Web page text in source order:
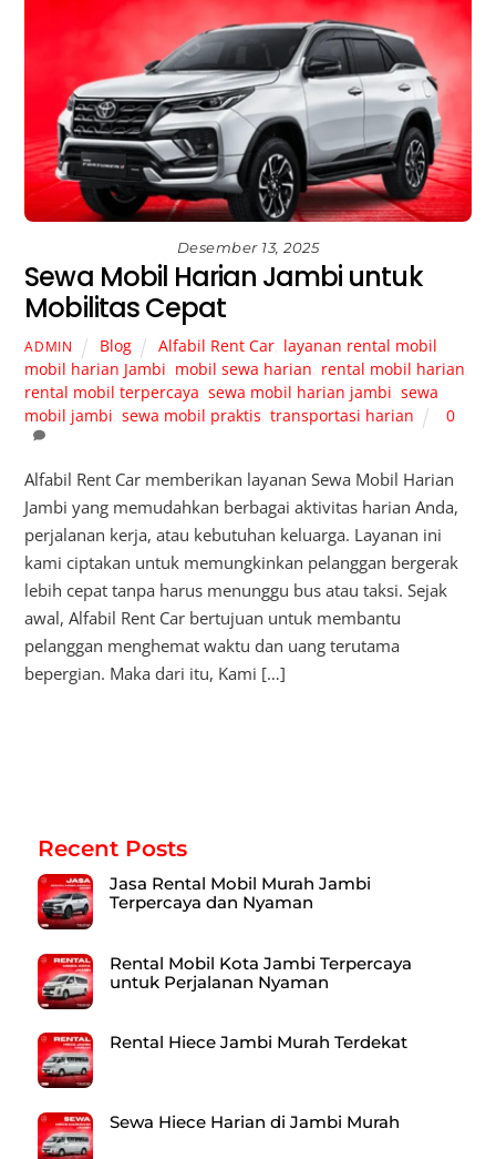
Desember 13, 2025
Sewa Mobil Harian Jambi untuk
Mobilitas Cepat
ADMIN Blog Alfabil Rent Car, layanan rental mobil
mobil harian Jambi mobil sewa harian rental mobil harian
rental mobil terpercaya ,sewa mobil harian jambi ,sewa
mobil jambi ,sewa mobil praktis ,transportasi harian 0
Alfabil Rent Car memberikan layanan Sewa Mobil Harian
Jambi yang memudahkan berbagai aktivitas harian Anda,
perjalanan kerja, atau kebutuhan keluarga. Layanan ini
kami ciptakan untuk memungkinkan pelanggan bergerak
lebih cepat tanpa harus menunggu bus atau taksi. Sejak
awal, Alfabil Rent Car bertujuan untuk membantu
pelanggan menghemat waktu dan uang terutama
bepergian. Maka dari itu, Kami […]
Recent Posts
Jasa Rental Mobil Murah Jambi
Terpercaya dan Nyaman
Rental Mobil Kota Jambi Terpercaya
untuk Perjalanan Nyaman
Rental Hiece Jambi Murah Terdekat
Sewa Hiece Harian di Jambi Murah